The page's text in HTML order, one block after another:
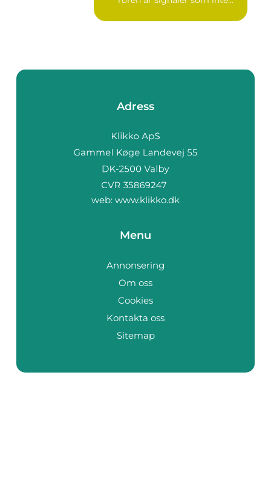
Adress
web: www.klikko.dk
Menu
Annonsering
Om oss
Cookies
Kontakta oss
Sitemap